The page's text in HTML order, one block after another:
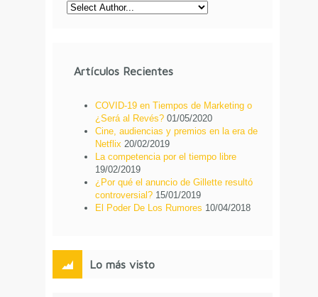
Artículos Recientes
COVID-19 en Tiempos de Marketing o
¿Será al Revés? 01/05/2020
Cine, audiencias y premios en la era de
Netflix 20/02/2019
La competencia por el tiempo libre
19/02/2019
¿Por qué el anuncio de Gillette resultó
controversial? 15/01/2019
El Poder De Los Rumores 10/04/2018
Lo más visto